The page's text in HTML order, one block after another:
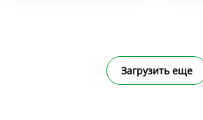
Загрузить еще